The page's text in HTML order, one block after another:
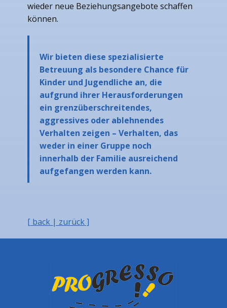
wieder neue Beziehungsangebote schaffen
können.
Wir bieten diese spezialisierte
Betreuung als besondere Chance für
Kinder und Jugendliche an, die
aufgrund ihrer Herausforderungen
ein grenzüberschreitendes,
aggressives oder ablehnendes
Verhalten zeigen – Verhalten, das
weder in einer Gruppe noch
innerhalb der Familie ausreichend
aufgefangen werden kann.
[ back | zurück ]